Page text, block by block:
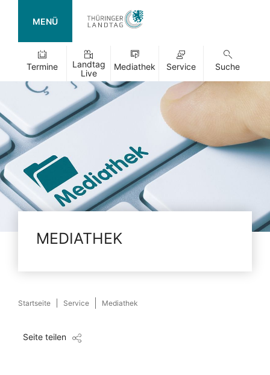
MENÜ
Termine
Landtag
Live
Mediathek Service Suche
MEDIATHEK
Startseite Service Mediathek
Seite teilen